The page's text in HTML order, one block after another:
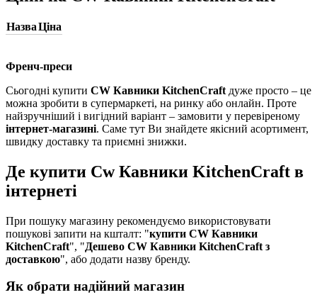
НазваЦіна
Френч-преси
Сьогодні купити CW Кавники KitchenCraft дуже просто – це
можна зробити в супермаркеті, на ринку або онлайн. Проте
найзручніший і вигідний варіант – замовити у перевіреному
інтернет-магазині. Саме тут Ви знайдете якісний асортимент,
швидку доставку та приємні знижки.
Де купити Cw Кавники KitchenCraft в
інтернеті
При пошуку магазину рекомендуємо використовувати
пошукові запити на кшталт: "купити CW Кавники
KitchenCraft", "Дешево CW Кавники KitchenCraft з
доставкою", або додати назву бренду.
Як обрати надійний магазин